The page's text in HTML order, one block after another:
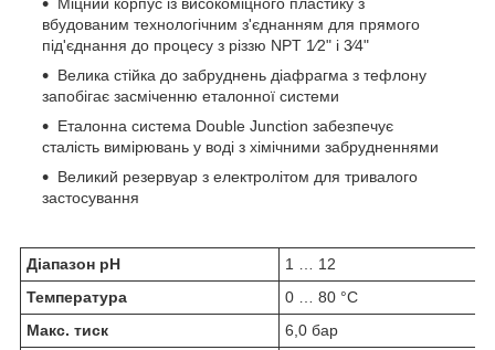
вбудованим технологічним з'єднанням для прямого
під'єднання до процесу з різзю NPT 1⁄2" і 3⁄4"
Велика стійка до забруднень діафрагма з тефлону
запобігає засміченню еталонної системи
Еталонна система Double Junction забезпечує
сталість вимірювань у воді з хімічними забрудненнями
Великий резервуар з електролітом для тривалого
застосування
Діапазон pH
1 … 12
Температура
0 … 80 °C
Макс. тиск
6,0 бар